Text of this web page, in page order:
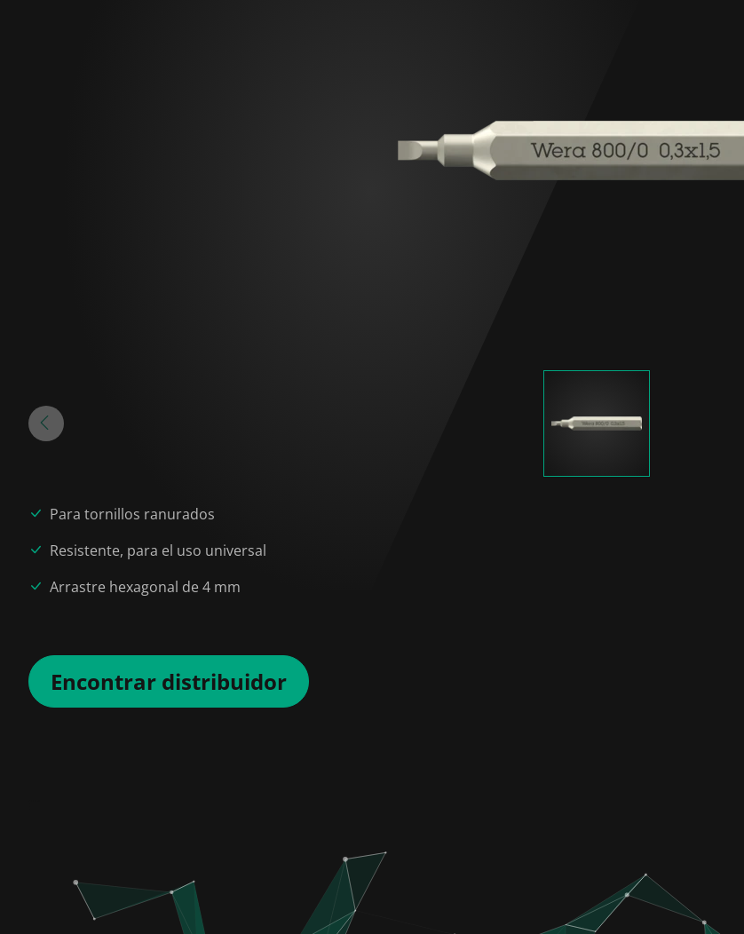
Para tornillos ranurados
Resistente, para el uso universal
Arrastre hexagonal de 4 mm
Encontrar distribuidor